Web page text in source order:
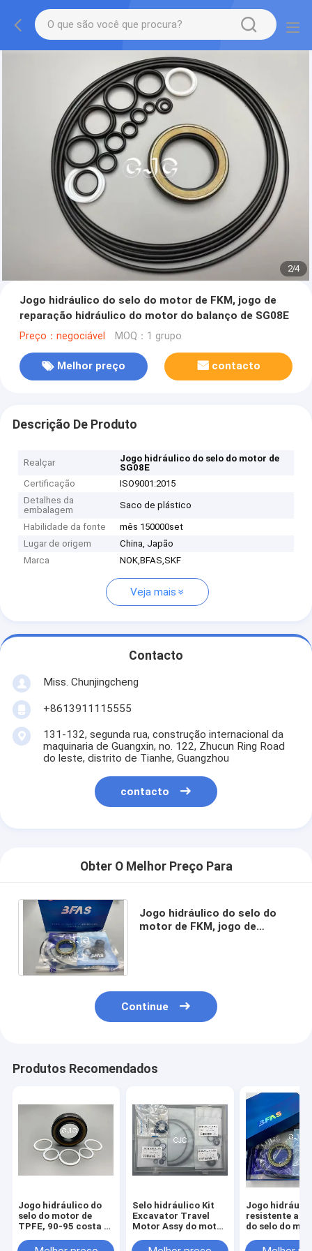
2/4
Jogo hidráulico do selo do motor de FKM, jogo de
reparação hidráulico do motor do balanço de SG08E
Preço：negociável MOQ：1 grupo
Melhor preço contacto
Descrição De Produto
Realçar
Jogo hidráulico do selo do motor de
SG08E
Certificação
ISO9001:2015
Detalhes da
embalagem
Saco de plástico
Habilidade da fonte
mês 150000set
Lugar de origem
China, Japão
Marca
NOK,BFAS,SKF
Veja mais
Contacto
Miss. Chunjingcheng
+8613911115555
131-132, segunda rua, construção internacional da
maquinaria de Guangxin, no. 122, Zhucun Ring Road
do leste, distrito de Tianhe, Guangzhou
contacto
Obter O Melhor Preço Para
Jogo hidráulico do selo do
motor de FKM, jogo de
Continue
Produtos Recomendados
Jogo hidráulico do
selo do motor de
TPFE, 90-95 costa O
Selo hidráulico Kit
Excavator Travel
Motor Assy do motor
Jogo
resistente ao
do selo do